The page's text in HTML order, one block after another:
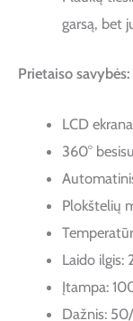
garsą, bet
Prietaiso savybės:
LCD
360°
Plokštelių
Laido ilgis:
Įtampa:
Dažnis: